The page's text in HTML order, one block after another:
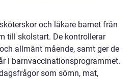
och läkare barnet från
till skolstart. De kontrollerar
allmänt mående, samt ger de
i barnvaccinationsprogrammet.
som sömn, mat,